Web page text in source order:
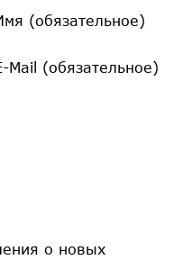
(обязательное)
Mail (обязательное)
о новых